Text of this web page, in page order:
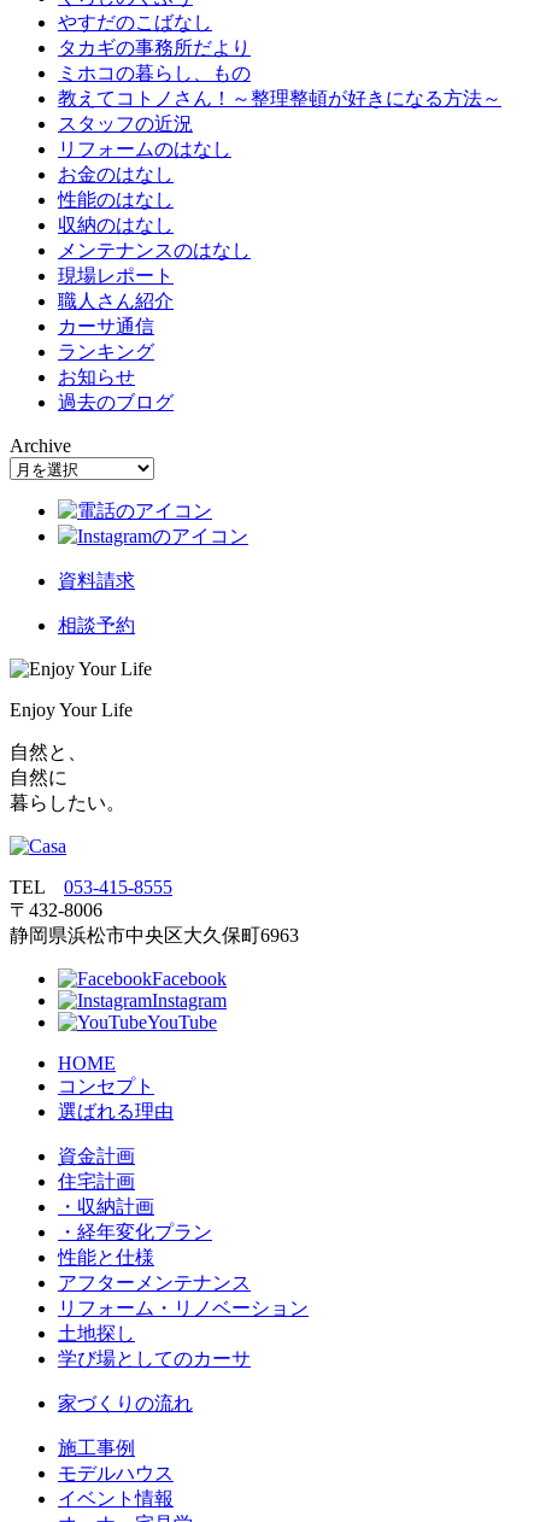
やすだのこばなし
タカギの事務所だより
ミホコの暮らし、もの
教えてコトノさん！～整理整頓が好きになる方法～
スタッフの近況
リフォームのはなし
お金のはなし
性能のはなし
収納のはなし
メンテナンスのはなし
現場レポート
職人さん紹介
カーサ通信
ランキング
お知らせ
過去のブログ
Archive
資料請求
相談予約
Enjoy Your Life
自然と、
自然に
暮らしたい。
TEL 053‐415‐8555
〒432‐8006
静岡県浜松市中央区大久保町6963
Facebook
Instagram
YouTube
HOME
コンセプト
選ばれる理由
資金計画
住宅計画
・収納計画
・経年変化プラン
性能と仕様
アフターメンテナンス
リフォーム・リノベーション
土地探し
学び場としてのカーサ
家づくりの流れ
施工事例
モデルハウス
イベント情報